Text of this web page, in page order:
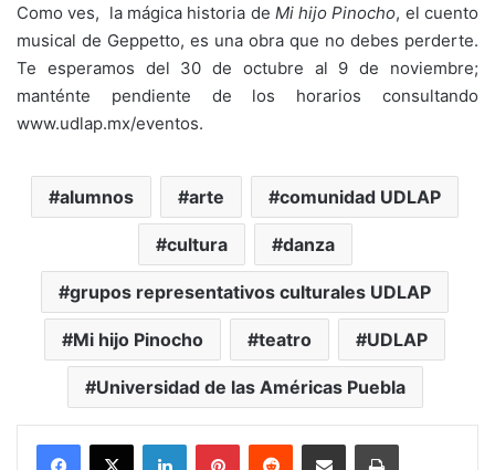
Como ves, la mágica historia de Mi hijo Pinocho, el cuento
musical de Geppetto, es una obra que no debes perderte.
Te esperamos del 30 de octubre al 9 de noviembre;
manténte pendiente de los horarios consultando
www.udlap.mx/eventos.
alumnos arte comunidad UDLAP
cultura danza
grupos representativos culturales UDLAP
Mi hijo Pinocho teatro UDLAP
Universidad de las Américas Puebla
LinkedInPinterestReddit Share via Email Print